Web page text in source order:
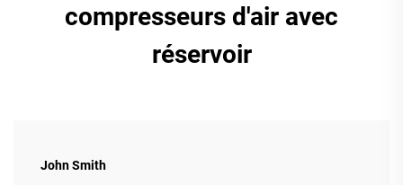
compresseurs d'air avec
réservoir
John Smith